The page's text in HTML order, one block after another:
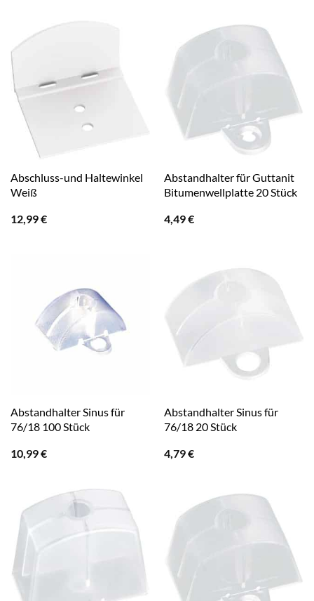
Abschluss-und Haltewinkel
Weiß
12,99€
Abstandhalter für Guttanit
Bitumenwellplatte 20 Stück
4,49€
Abstandhalter Sinus für
76/18 100 Stück
10,99€
Abstandhalter Sinus für
76/18 20 Stück
4,79€